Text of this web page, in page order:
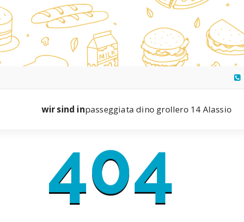
wir sind inpasseggiata dino grollero 14 Alassio
404